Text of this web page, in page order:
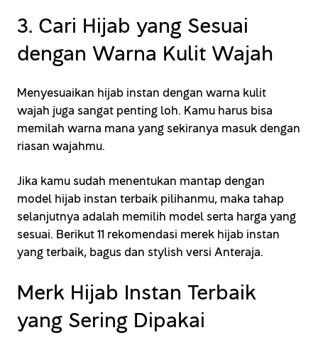
3. Cari Hijab yang Sesuai
dengan Warna Kulit Wajah
Menyesuaikan hijab instan dengan warna kulit
wajah juga sangat penting loh. Kamu harus bisa
memilah warna mana yang sekiranya masuk dengan
riasan wajahmu.
Jika kamu sudah menentukan mantap dengan
model hijab instan terbaik pilihanmu, maka tahap
selanjutnya adalah memilih model serta harga yang
sesuai. Berikut 11 rekomendasi merek hijab instan
yang terbaik, bagus dan stylish versi Anteraja.
Merk Hijab Instan Terbaik
yang Sering Dipakai